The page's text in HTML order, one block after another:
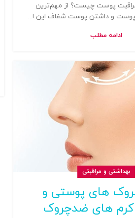
پوست چیست؟ از مهم‌‌ترین
پوست و داشتن پوست شفاف این ا...
ادامه مطلب
بهداشتی و مراقبتی
های پوستی و
های ضدچروک